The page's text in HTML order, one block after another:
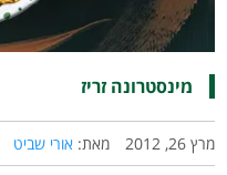
מינסטרונה זריז
מרץ 26, 2012 מאת: אורי שביט